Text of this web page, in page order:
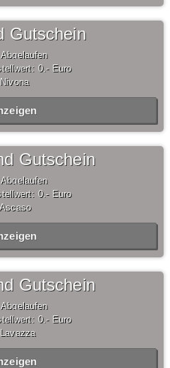
Gutschein
0,- Euro
Gutschein
0,- Euro
Gutschein
0,- Euro